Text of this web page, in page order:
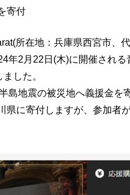
寄付
所在地：兵庫県西宮市、
年2月22日(木)に開催される
した。
島地震の被災地へ義援金を
に寄付しますが、参加者